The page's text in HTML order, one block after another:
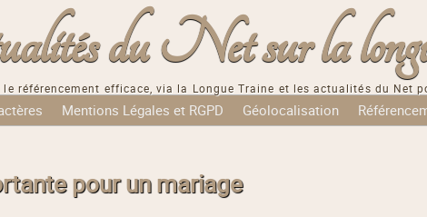
du Net sur la
le référencement efficace, via la Longue Traine et les actualités du Net
Mentions Légales et RGPD Géolocalisation
pour un mariage